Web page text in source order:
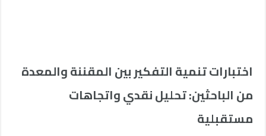
اختبارات تنمية التفكير بين المقننة والمعدة
من الباحثين: تحليل نقدي واتجاهات
مستقبلية